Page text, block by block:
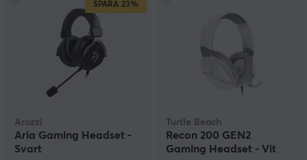
SPARA 23%
Arozzi
Aria Gaming Headset -
Svart
Turtle Beach
Recon 200 GEN2
Gaming Headset - Vit